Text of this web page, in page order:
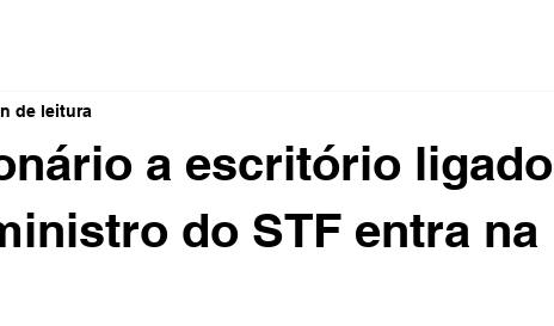
a escritório ligado
do STF entra na
de leitura